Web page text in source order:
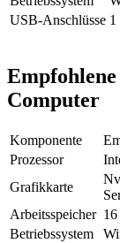
USB-Anschlüsse 1
Computer
Komponente
Prozessor
Grafikkarte
Arbeitsspeicher
Betriebssystem